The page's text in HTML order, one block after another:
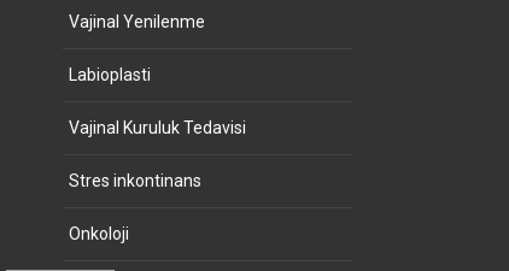
Vajinal Yenilenme
Labioplasti
Vajinal Kuruluk Tedavisi
Stres inkontinans
Onkoloji